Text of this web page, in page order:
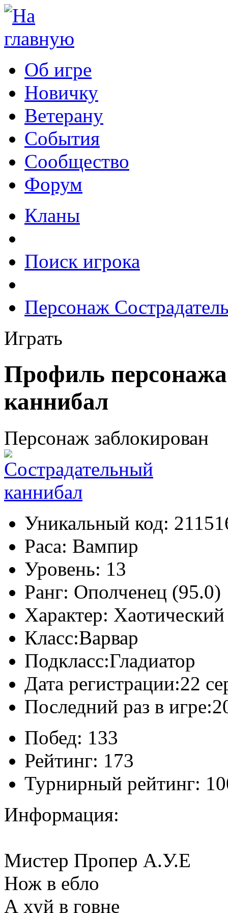
Об игре
Новичку
Ветерану
События
Сообщество
Форум
Кланы
Поиск игрока
Персонаж
Играть
Профиль
каннибал
Персонаж заблокирован
Уникальный код:
Раса: Вампир
Уровень: 13
Ранг: Ополченец (95.0)
Характер:
Класс:Варвар
Подкласс:Гладиатор
Дата регистрации:22
Последний раз в игре:
Побед: 133
Рейтинг: 173
Турнирный рейтинг:
Информация:
Мистер Пропер А.У.Е
Нож в ебло
А хуй в говне